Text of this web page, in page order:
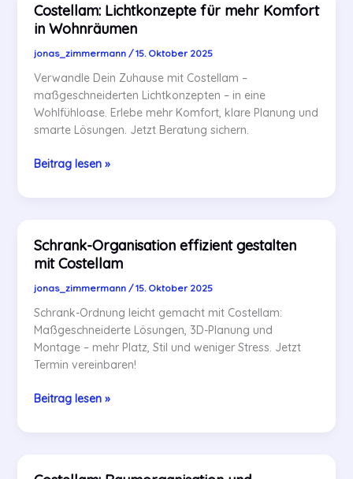
Stil
trifft
Funktion
Costellam: Lichtkonzepte für mehr Komfort
in Wohnräumen
jonas_zimmermann /15. Oktober 2025
Verwandle Dein Zuhause mit Costellam –
maßgeschneiderten Lichtkonzepten – in eine
Wohlfühloase. Erlebe mehr Komfort, klare Planung und
smarte Lösungen. Jetzt Beratung sichern.
Costellam:
in
Wohnräumen
Beitrag lesen »
Schrank-Organisation effizient gestalten
mit Costellam
jonas_zimmermann /15. Oktober 2025
Schrank-Ordnung leicht gemacht mit Costellam:
Maßgeschneiderte Lösungen, 3D-Planung und
Montage – mehr Platz, Stil und weniger Stress. Jetzt
Termin vereinbaren!
Schrank-
Beitrag lesen »